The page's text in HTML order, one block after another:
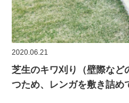
2020.06.21
芝生のキワ刈り（壁際など
つため、レンガを敷き詰め